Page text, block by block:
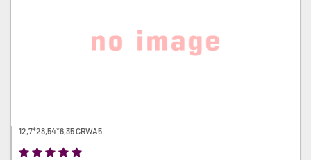
12,7*28,54*6,35 CRWA5